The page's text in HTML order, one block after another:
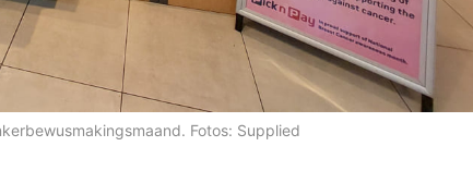
Fotos: Supplied